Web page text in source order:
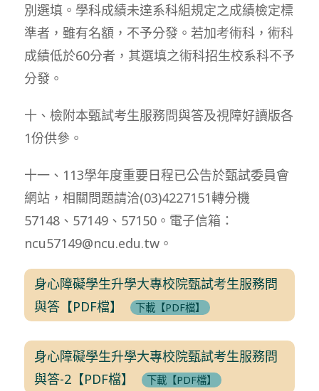
別選填。學科成績未達系科組規定之成績檢定標
準者，雖有名額，不予分發。若加考術科，術科
成績低於60分者，其選填之術科招生校系科不予
分發。
十、檢附本甄試考生服務問與答及視障好讀版各
1份供參。
十一、113學年度重要日程已公告於甄試委員會
網站，相關問題請洽(03)4227151轉分機
57148、57149、57150。電子信箱：
ncu57149@ncu.edu.tw。
身心障礙學生升學大專校院甄試考生服務問
與答【PDF檔】
下載【PDF檔】
身心障礙學生升學大專校院甄試考生服務問
與答-2【PDF檔】
下載【PDF檔】